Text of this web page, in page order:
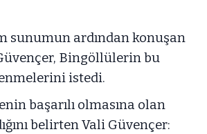
sunumun ardından konuşan
Bingöllülerin bu
istedi.
başarılı olmasına olan
belirten Vali Güvençer: